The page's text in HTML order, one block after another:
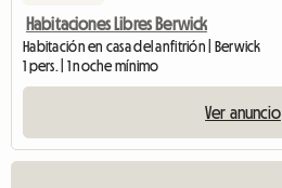
Habitaciones Libres Berwick
Habitación en casa del anfitrión | Berwick
1 pers. | 1 noche mínimo
Ver anuncio